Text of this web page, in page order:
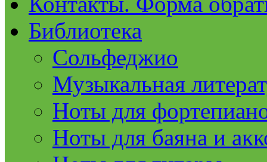
Библиотека
Сольфеджио
Музыкальная
Ноты для
Ноты для баяна и